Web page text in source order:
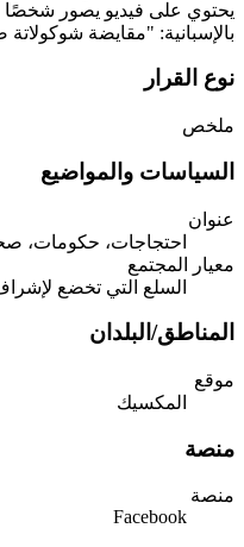
يحتوي على فيديو يصور شخصًا
بالإسبانية: "مقايضة شوكولاتة
نوع القرار
ملخص
السياسات والمواضيع
عنوان
احتجاجات، حكومات،
معيار المجتمع
السلع التي تخضع
المناطق/البلدان
موقع
المكسيك
منصة
منصة
Facebook